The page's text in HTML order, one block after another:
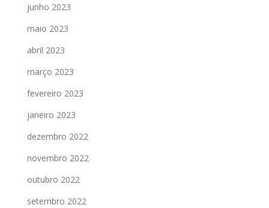
junho 2023
maio 2023
abril 2023
março 2023
fevereiro 2023
janeiro 2023
dezembro 2022
novembro 2022
outubro 2022
setembro 2022